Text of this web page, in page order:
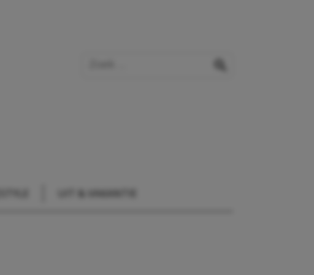
UIT & VAKANTIE